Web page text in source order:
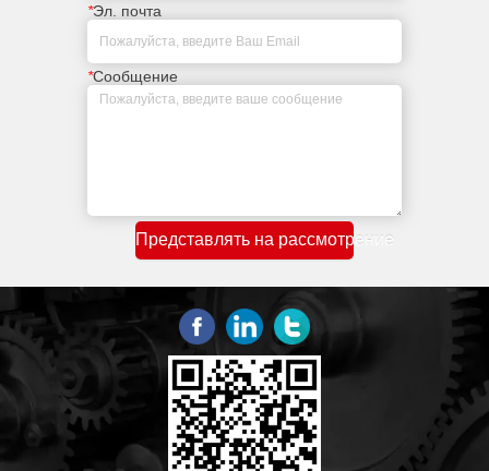
*Эл. почта
*Сообщение
Представлять на рассмотрение